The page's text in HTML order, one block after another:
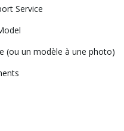
Service
(ou un modèle à une photo)